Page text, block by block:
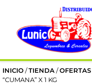
INICIO /TIENDA /OFERTAS
“CUMANA” X 1 KG